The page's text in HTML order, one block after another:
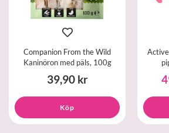
Companion From the Wild
Kaninöron med päls, 100g
39,90 kr
Köp